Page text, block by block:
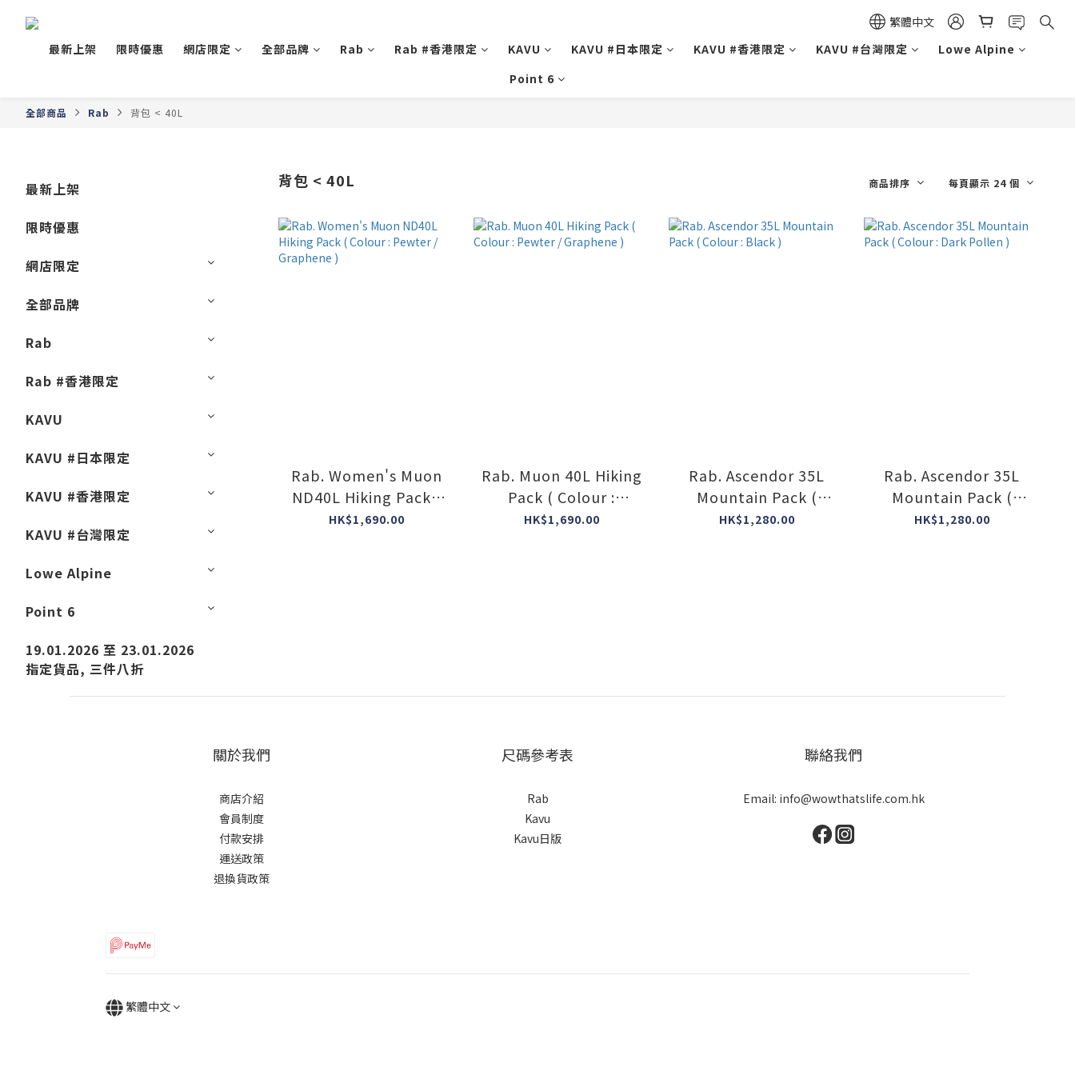
繁體中文
最新上架
限時優惠 網店限定 全部品牌 Rab Rab #香港限定 KAVU KAVU #日本限定 KAVU #香港限定 KAVU #台灣限定
Lowe Alpine
Point 6
全部商品 Rab 背包 < 40L
最新上架
限時優惠
網店限定
全部品牌
Rab
Rab #香港限定
KAVU
KAVU #日本限定
KAVU #香港限定
KAVU #台灣限定
Lowe Alpine
Point 6
19.01.2026 至 23.01.2026
指定貨品, 三件八折
背包 < 40L 商品排序 每頁顯示 24 個
Rab. Women's Muon
ND40L Hiking Pack (
Colour : Pewter /
HK$1,690.00
Rab. Muon 40L Hiking
Pack ( Colour :
Pewter / Graphene )
HK$1,690.00
Rab. Ascendor 35L
Mountain Pack (
Colour : Black )
HK$1,280.00
Rab. Ascendor 35L
Mountain Pack (
Colour : Dark Pollen )
HK$1,280.00
關於我們
商店介紹
會員制度
付款安排
運送政策
退換貨政策
尺碼參考表
Rab
Kavu
Kavu日版
聯絡我們
Email: info@wowthatslife.com.hk
繁體中文